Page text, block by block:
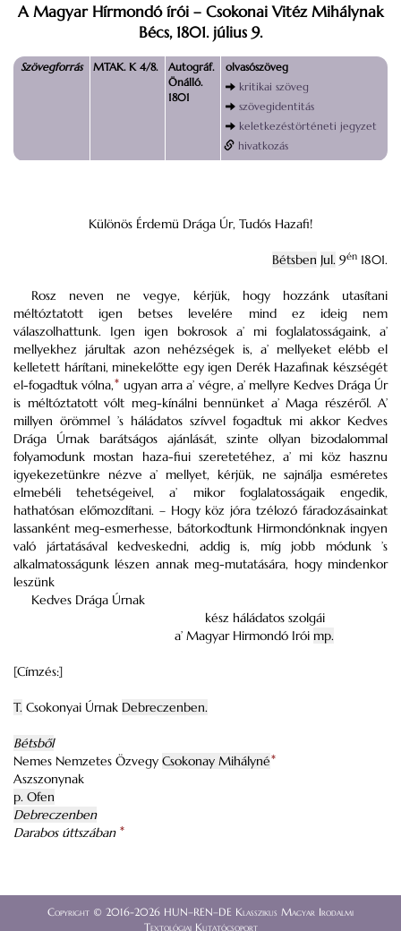
A Magyar Hírmondó írói – Csokonai Vitéz Mihálynak
Bécs, 1801. július 9.
Szövegforrás MTAK. K 4/8.
Autográf.
Önálló.
1801
olvasószöveg
kritikai szöveg
szövegidentitás
keletkezéstörténeti jegyzet
hivatkozás
Különös Érdemü Drága Úr, Tudós Hazafi!
Bétsben Jul. 9én 1801.
Rosz neven ne vegye, kérjük, hogy hozzánk utasítani
méltóztatott igen betses levelére mind ez ideig nem
válaszolhattunk. Igen igen bokrosok a’ mi foglalatosságaink, a’
mellyekhez járultak azon nehézségek is, a’ mellyeket elébb el
kelletett hárítani, minekelőtte egy igen Derék Hazafinak készségét
el-fogadtuk vólna,* ugyan arra a’ végre, a’ mellyre Kedves Drága Úr
is méltóztatott vólt meg-kínálni bennünket a’ Maga részéről. A’
millyen örömmel ’s háládatos szívvel fogadtuk mi akkor Kedves
Drága Úrnak barátságos ajánlását, szinte ollyan bizodalommal
folyamodunk mostan haza-fiui szeretetéhez, a’ mi köz hasznu
igyekezetünkre nézve a’ mellyet, kérjük, ne sajnálja esméretes
elmebéli tehetségeivel, a’ mikor foglalatosságaik engedik,
hathatósan előmozdítani. – Hogy köz jóra tzélozó fáradozásainkat
lassanként meg-esmerhesse, bátorkodtunk Hirmondónknak ingyen
való jártatásával kedveskedni, addig is, míg jobb módunk ’s
alkalmatosságunk lészen annak meg-mutatására, hogy mindenkor
leszünk
Kedves Drága Úrnak
kész háládatos szolgái
a’ Magyar Hirmondó Irói mp.
[Címzés:]
T. Csokonyai Úrnak Debreczenben.
Bétsből
Nemes Nemzetes Özvegy Csokonay Mihályné*
Aszszonynak
p. Ofen
Debreczenben
Darabos úttszában *
Copyright © 2016-2026 HUN–REN–DE Klasszikus Magyar Irodalmi
Textológiai Kutatócsoport